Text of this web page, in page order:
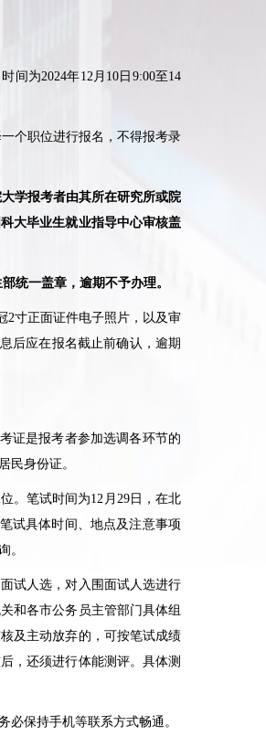
间为2024年12月 10 日 9:00至 14
个职位进行报名，不得报考录
学报考者由其所在研究所或院
大毕业生就业指导中心审核盖
统一盖章，逾期不予办理。
2寸正面证件电子照片，以及审
后应在报名截止前确认，逾期
证是报考者参加选调各环节的
民身份证。
位。笔试时间为12 月 29日，在北
试具体时间、地点及注意事项
。
试人选，对入围面试人选进行
和各市公务员主管部门具体组
及主动放弃的，可按笔试成绩
，还须进行体能测评。具体测
保持手机等联系方式畅通。